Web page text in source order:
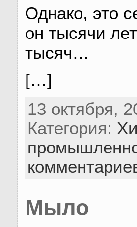
Однако, это
он тысячи
тысяч…
[…]
13 октября,
Категория:
Мыло